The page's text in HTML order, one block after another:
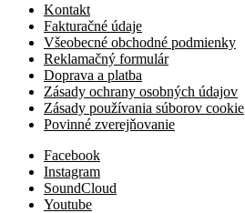
Kontakt
Fakturačné údaje
Všeobecné obchodné podmienky
Reklamačný formulár
Doprava a platba
Zásady ochrany osobných údajov
Zásady používania súborov cookie
Povinné zverejňovanie
Facebook
Instagram
SoundCloud
Youtube